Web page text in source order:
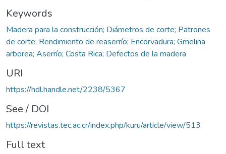
Keywords
Madera para la construcción; Diámetros de corte; Patrones
de corte; Rendimiento de reaserrío; Encorvadura; Gmelina
arborea; Aserrío; Costa Rica; Defectos de la madera
URI
https://hdl.handle.net/2238/5367
See / DOI
https://revistas.tec.ac.cr/index.php/kuru/article/view/513
Full text